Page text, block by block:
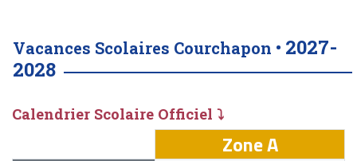
Vacances Scolaires Courchapon • 2027-
2028
Calendrier Scolaire Officiel ⤵
Zone A